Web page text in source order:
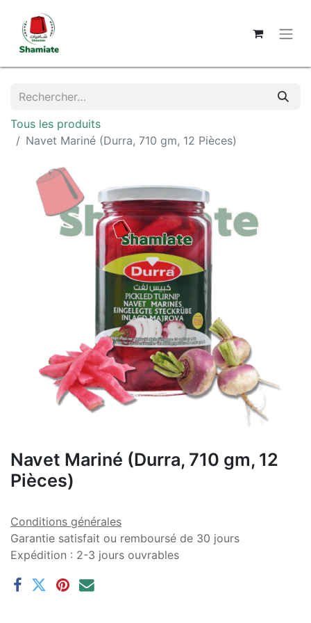
Tous les produits
Navet Mariné (Durra, 710 gm, 12 Pièces)
Navet Mariné (Durra, 710 gm, 12
Pièces)
Conditions générales
Garantie satisfait ou remboursé de 30 jours
Expédition : 2-3 jours ouvrables